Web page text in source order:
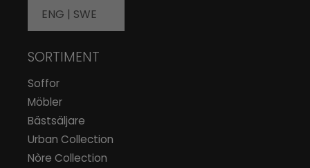
ENG | SWE
SORTIMENT
Soffor
Möbler
Bästsäljare
Urban Collection
Nòre Collection